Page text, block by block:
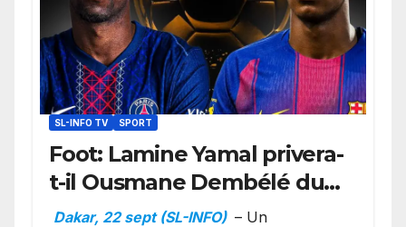
SL-INFO TV SPORT
Foot: Lamine Yamal privera-
t-il Ousmane Dembélé du
Ballon d’or ?
Dakar, 22 sept (SL-INFO) – Un